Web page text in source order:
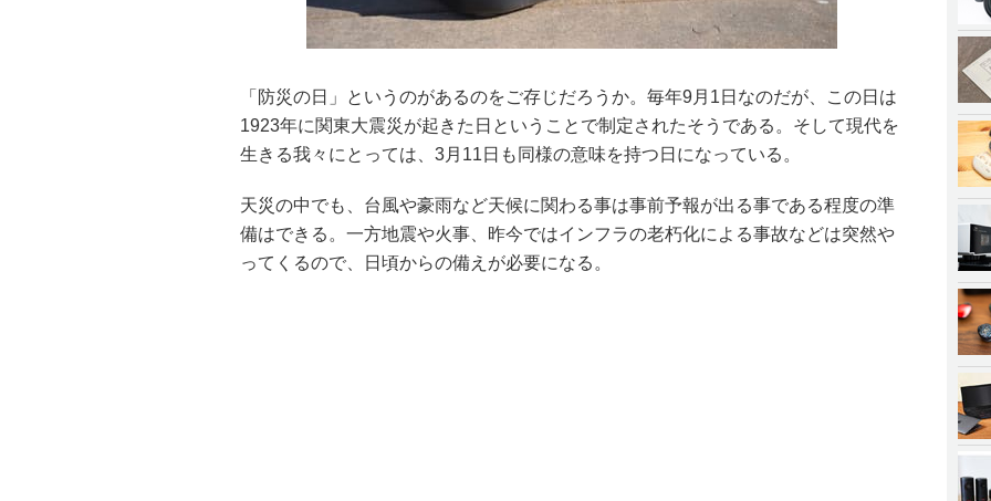
「防災の日」というのがあるのをご存じだろうか。毎年9月1日なのだが、この日は
1923年に関東大震災が起きた日ということで制定されたそうである。そして現代を
生きる我々にとっては、3月11日も同様の意味を持つ日になっている。
天災の中でも、台風や豪雨など天候に関わる事は事前予報が出る事である程度の準
備はできる。一方地震や火事、昨今ではインフラの老朽化による事故などは突然や
ってくるので、日頃からの備えが必要になる。